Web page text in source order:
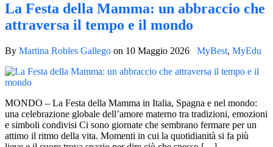
La Festa della Mamma: un abbraccio che
attraversa il tempo e il mondo
By Martina Robles Gallego on 10 Maggio 2026 MyBest, MyEdu
MONDO – La Festa della Mamma in Italia, Spagna e nel mondo:
una celebrazione globale dell’amore materno tra tradizioni, emozioni
e simboli condivisi Ci sono giornate che sembrano fermare per un
attimo il ritmo della vita. Momenti in cui la quotidianità si fa più